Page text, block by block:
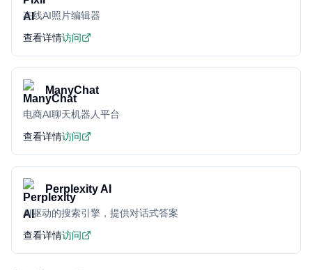
在线AI照片编辑器
查看详情访问
ManyChat
电商AI聊天机器人平台
查看详情访问
Perplexity AI
AI驱动的搜索引擎，提供对话式答案
查看详情访问